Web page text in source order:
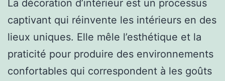
La décoration d’intérieur est un processus
captivant qui réinvente les intérieurs en des
lieux uniques. Elle mêle l’esthétique et la
praticité pour produire des environnements
confortables qui correspondent à les goûts